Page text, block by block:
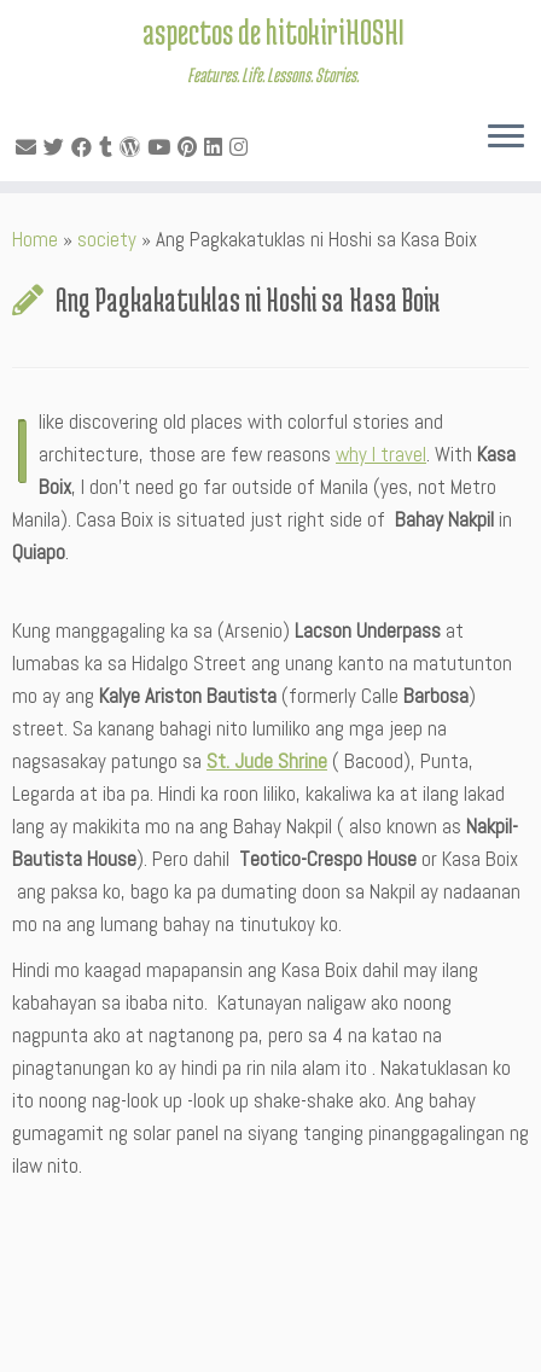
to
aspectos de hitokiriHOSHI
Features. Life. Lessons. Stories.
Home » society » Ang Pagkakatuklas ni Hoshi sa Kasa Boix
Ang Pagkakatuklas ni Hoshi sa Kasa Boix
I like discovering old places with colorful stories and
architecture, those are few reasons why I travel. With Kasa
Boix, I don’t need go far outside of Manila (yes, not Metro
Manila). Casa Boix is situated just right side of Bahay Nakpil in
Quiapo.
Kung manggagaling ka sa (Arsenio) Lacson Underpass at
lumabas ka sa Hidalgo Street ang unang kanto na matutunton
mo ay ang Kalye Ariston Bautista (formerly Calle Barbosa)
street. Sa kanang bahagi nito lumiliko ang mga jeep na
nagsasakay patungo sa St. Jude Shrine ( Bacood), Punta,
Legarda at iba pa. Hindi ka roon liliko, kakaliwa ka at ilang lakad
lang ay makikita mo na ang Bahay Nakpil ( also known as Nakpil-
Bautista House). Pero dahil Teotico-Crespo House or Kasa Boix
ang paksa ko, bago ka pa dumating doon sa Nakpil ay nadaanan
mo na ang lumang bahay na tinutukoy ko.
Hindi mo kaagad mapapansin ang Kasa Boix dahil may ilang
kabahayan sa ibaba nito. Katunayan naligaw ako noong
nagpunta ako at nagtanong pa, pero sa 4 na katao na
pinagtanungan ko ay hindi pa rin nila alam ito . Nakatuklasan ko
ito noong nag-look up -look up shake-shake ako. Ang bahay
gumagamit ng solar panel na siyang tanging pinanggagalingan ng
ilaw nito.